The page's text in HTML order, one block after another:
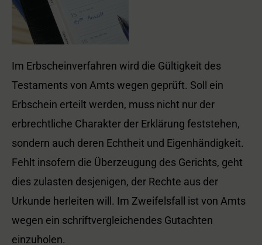
Im Erbscheinverfahren wird die Gültigkeit des
Testaments von Amts wegen geprüft. Soll ein
Erbschein erteilt werden, muss nicht nur der
erbrechtliche Charakter der Erklärung feststehen,
sondern auch deren Echtheit und Eigenhändigkeit.
Fehlt insofern die Überzeugung des Gerichts, geht
dies zulasten desjenigen, der Rechte aus der
Urkunde herleiten will. Im Zweifelsfall ist von Amts
wegen ein schriftvergleichendes Gutachten
einzuholen.